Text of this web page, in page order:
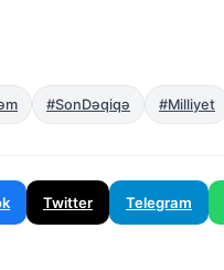
#SonDəqiqə #Milliyet
Twitter Telegram